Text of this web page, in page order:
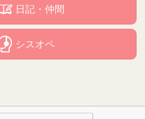
日記・仲間
シスオペ